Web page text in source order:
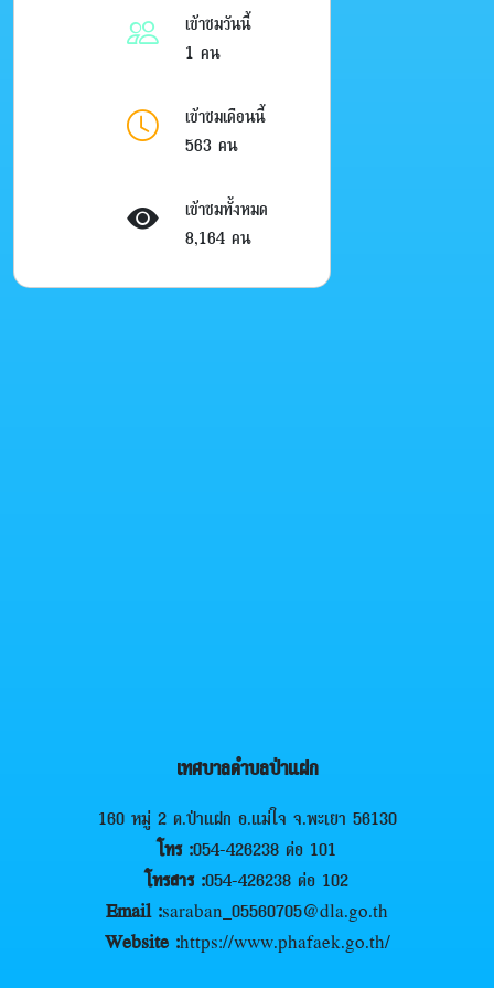
เข้าชมวันนี้
1 คน
เข้าชมเดือนนี้
563 คน
เข้าชมทั้งหมด
8,164 คน
เทศบาลตำบลป่าแฝก
160 หมู่ 2 ต.ป่าแฝก อ.แม่ใจ จ.พะเยา 56130
โทร :054-426238 ต่อ 101
โทรสาร :054-426238 ต่อ 102
Email :saraban_05560705@dla.go.th
Website :https://www.phafaek.go.th/